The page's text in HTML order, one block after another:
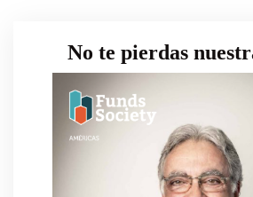
No te pierdas